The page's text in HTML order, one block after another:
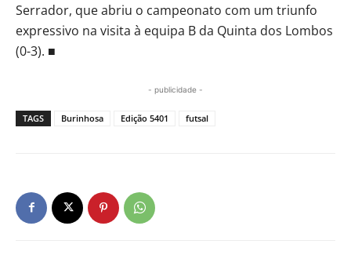
Serrador, que abriu o campeonato com um triunfo
expressivo na visita à equipa B da Quinta dos Lombos
(0-3). ■
- publicidade -
TAGS Burinhosa Edição 5401 futsal